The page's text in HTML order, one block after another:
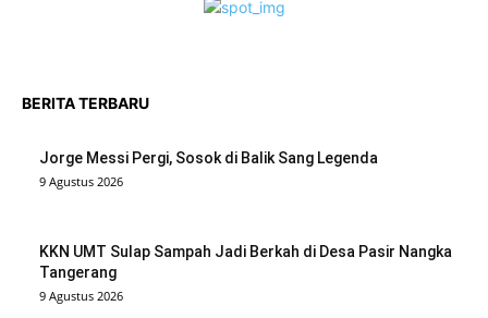
BERITA TERBARU
Jorge Messi Pergi, Sosok di Balik Sang Legenda
9 Agustus 2026
KKN UMT Sulap Sampah Jadi Berkah di Desa Pasir Nangka
Tangerang
9 Agustus 2026